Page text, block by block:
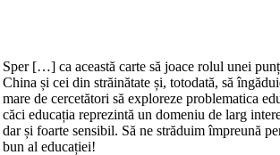
Sper […] ca această carte să joace rolul unei
China și cei din străinătate și, totodată, să
mare de cercetători să exploreze problematica
căci educația reprezintă un domeniu de larg
dar și foarte sensibil. Să ne străduim împreună
bun al educației!